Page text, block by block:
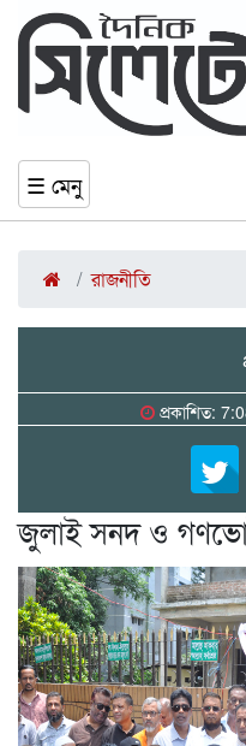
☰ মেনু
রাজনীতি
প্রকাশিত:
জুলাই সনদ ও